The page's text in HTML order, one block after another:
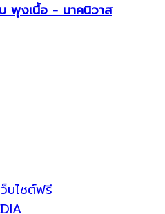
พุงเนื้อ - นาคนิวาส
บไซต์ฟรี